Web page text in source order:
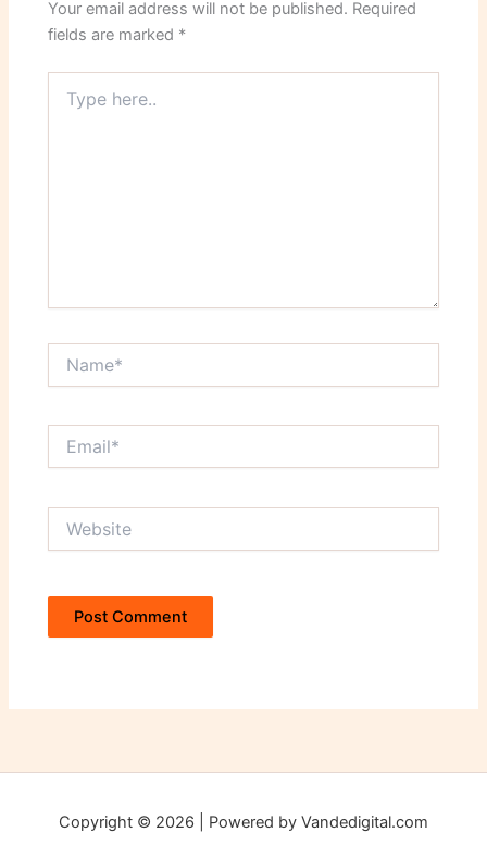
Your email address will not be published. Required
fields are marked *
here..
Copyright © 2026 | Powered by Vandedigital.com